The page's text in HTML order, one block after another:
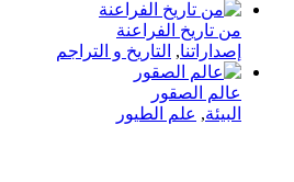
من تاريخ الفراعنة
إصداراتنا, التاريخ و التراجم
عالم الصقور
البيئة, علم الطيور